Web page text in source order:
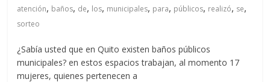
atención, baños, de, los, municipales, para, públicos, realizó, se,
sorteo
¿Sabía usted que en Quito existen baños públicos
municipales? en estos espacios trabajan, al momento 17
mujeres, quienes pertenecen a